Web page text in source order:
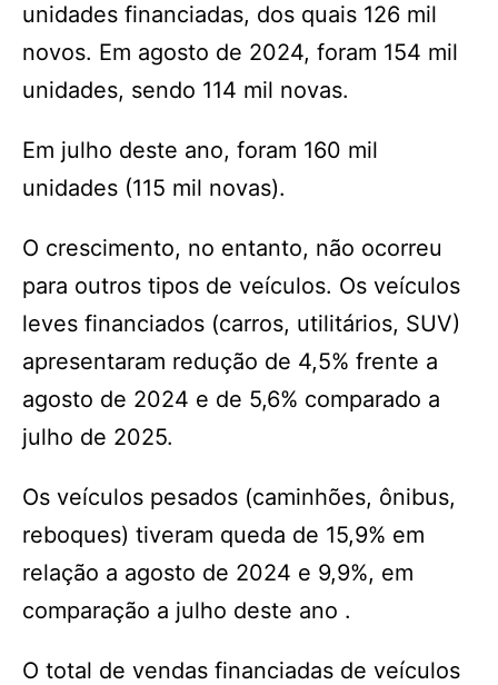
unidades financiadas, dos quais 126 mil
novos. Em agosto de 2024, foram 154 mil
unidades, sendo 114 mil novas.
Em julho deste ano, foram 160 mil
unidades (115 mil novas).
O crescimento, no entanto, não ocorreu
para outros tipos de veículos. Os veículos
leves financiados (carros, utilitários, SUV)
apresentaram redução de 4,5% frente a
agosto de 2024 e de 5,6% comparado a
julho de 2025.
Os veículos pesados (caminhões, ônibus,
reboques) tiveram queda de 15,9% em
relação a agosto de 2024 e 9,9%, em
comparação a julho deste ano .
O total de vendas financiadas de veículos